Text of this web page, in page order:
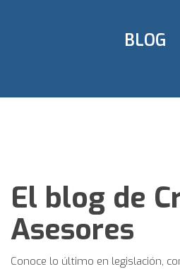
BLOG
El blog de
Asesores
Conoce lo último en legislación,